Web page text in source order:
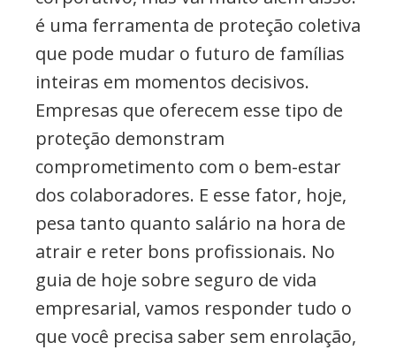
é uma ferramenta de proteção coletiva
que pode mudar o futuro de famílias
inteiras em momentos decisivos.
Empresas que oferecem esse tipo de
proteção demonstram
comprometimento com o bem-estar
dos colaboradores. E esse fator, hoje,
pesa tanto quanto salário na hora de
atrair e reter bons profissionais. No
guia de hoje sobre seguro de vida
empresarial, vamos responder tudo o
que você precisa saber sem enrolação,